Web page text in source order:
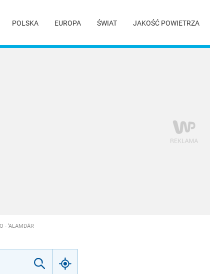
POLSKA EUROPA ŚWIAT JAKOŚĆ POWIETRZA
- ‘ALAMDĀR